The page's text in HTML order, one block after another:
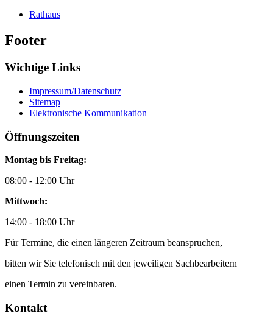
Rathaus
Footer
Wichtige Links
Impressum/Datenschutz
Sitemap
Elektronische Kommunikation
Öffnungszeiten
Montag bis Freitag:
08:00 - 12:00 Uhr
Mittwoch:
14:00 - 18:00 Uhr
Für Termine, die einen längeren Zeitraum beanspruchen,
bitten wir Sie telefonisch mit den jeweiligen Sachbearbeitern
einen Termin zu vereinbaren.
Kontakt